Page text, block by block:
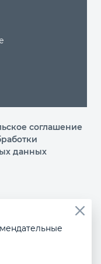
соглашение
данных
соглашения